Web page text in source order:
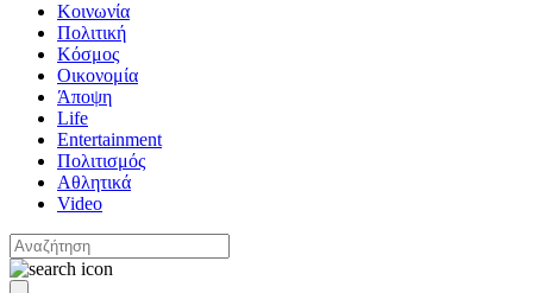
Κοινωνία
Πολιτική
Κόσμος
Οικονομία
Άποψη
Life
Entertainment
Πολιτισμός
Αθλητικά
Video